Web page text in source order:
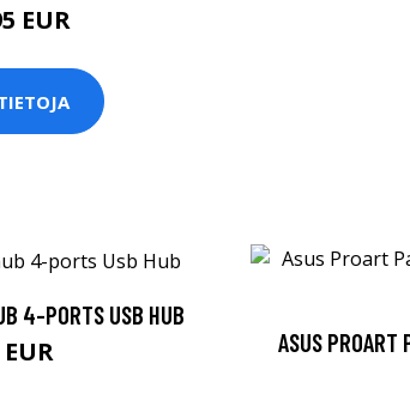
EUR
4-PORTS USB HUB
ASUS